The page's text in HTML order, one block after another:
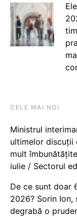
CELE MAI NOI
Ministrul
ultimelor discuții
mult
iulie / Sectorul
De ce sunt doar
2026? Sorin
degrabă o